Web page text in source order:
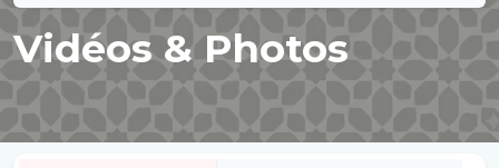
Vidéos & Photos